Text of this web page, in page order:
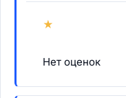
★
Нет оценок